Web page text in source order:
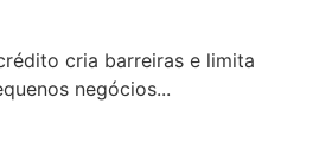
cria barreiras e limita
negócios...